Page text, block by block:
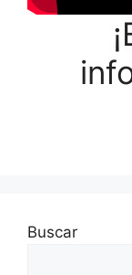
Buscar